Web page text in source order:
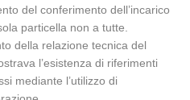
del conferimento dell’incarico
particella non a tutte.
della relazione tecnica del
l’esistenza di riferimenti
mediante l’utilizzo di